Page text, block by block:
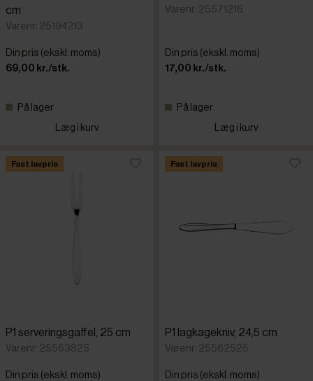
cm
Varenr: 25194213
Din pris (ekskl. moms)
69,00 kr./stk.
På lager
Læg i kurv
Varenr: 25571216
Din pris (ekskl. moms)
17,00 kr./stk.
På lager
Læg i kurv
Fast lavpris
P1 serveringsgaffel, 25 cm
Varenr: 25563825
Din pris (ekskl. moms)
Fast lavpris
P1 lagkagekniv, 24,5 cm
Varenr: 25562525
Din pris (ekskl. moms)